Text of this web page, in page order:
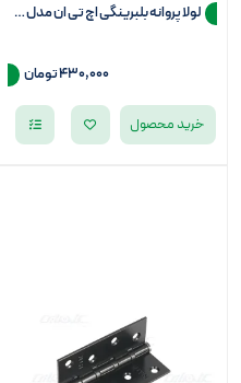
لولا پروانه بلبرینگی اچ تی ان مدل سرتخت
430,000 تومان
خرید محصول